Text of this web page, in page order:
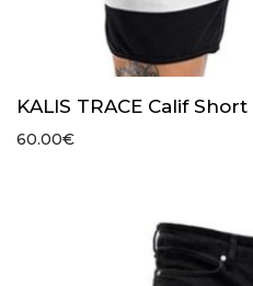
KALIS TRACE Calif Short
60.00€